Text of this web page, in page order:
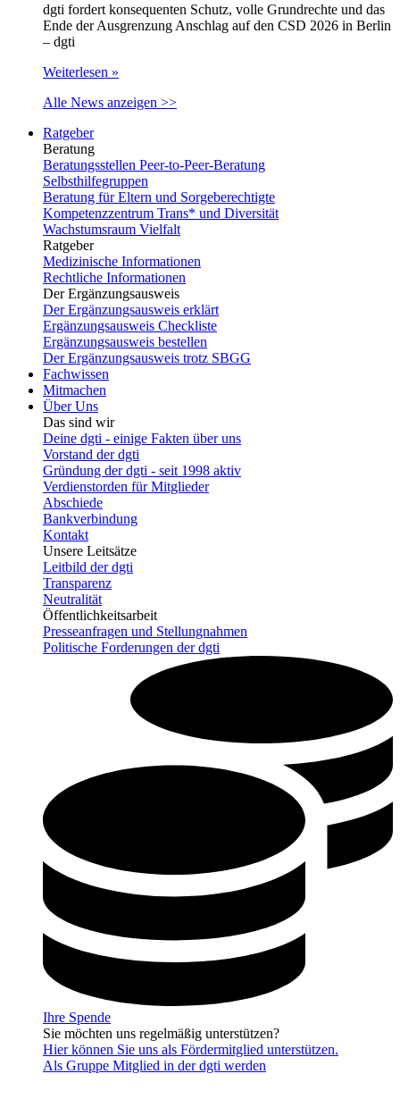
dgti fordert konsequenten Schutz, volle Grundrechte und das
Ende der Ausgrenzung Anschlag auf den CSD 2026 in Berlin
– dgti
Weiterlesen »
Alle News anzeigen >>
Ratgeber
Beratung
Beratungsstellen Peer-to-Peer-Beratung
Selbsthilfegruppen
Beratung für Eltern und Sorgeberechtigte
Kompetenzzentrum Trans* und Diversität
Wachstumsraum Vielfalt
Ratgeber
Medizinische Informationen
Rechtliche Informationen
Der Ergänzungsausweis
Der Ergänzungsausweis erklärt
Ergänzungsausweis Checkliste
Ergänzungsausweis bestellen
Der Ergänzungsausweis trotz SBGG
Fachwissen
Mitmachen
Über Uns
Das sind wir
Deine dgti - einige Fakten über uns
Vorstand der dgti
Gründung der dgti - seit 1998 aktiv
Verdienstorden für Mitglieder
Abschiede
Bankverbindung
Kontakt
Unsere Leitsätze
Leitbild der dgti
Transparenz
Neutralität
Öffentlichkeitsarbeit
Presseanfragen und Stellungnahmen
Politische Forderungen der dgti
Ihre Spende
Sie möchten uns regelmäßig unterstützen?
Hier können Sie uns als Fördermitglied unterstützen.
Als Gruppe Mitglied in der dgti werden